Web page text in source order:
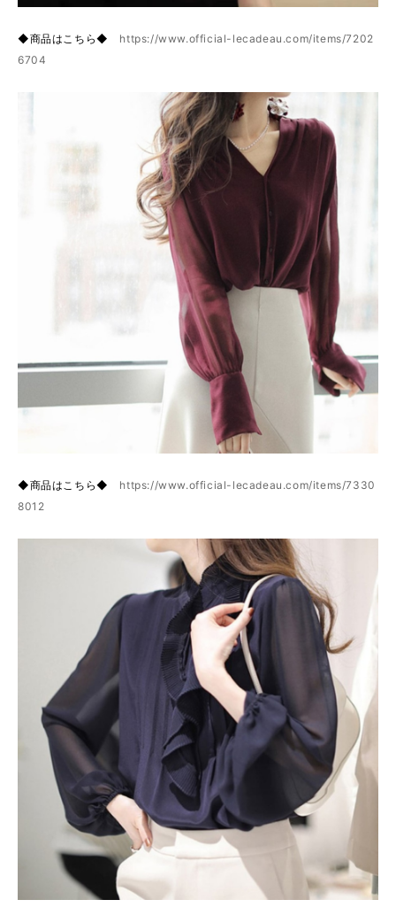
◆商品はこちら◆ https://www.official-lecadeau.com/items/7202
6704
◆商品はこちら◆ https://www.official-lecadeau.com/items/7330
8012